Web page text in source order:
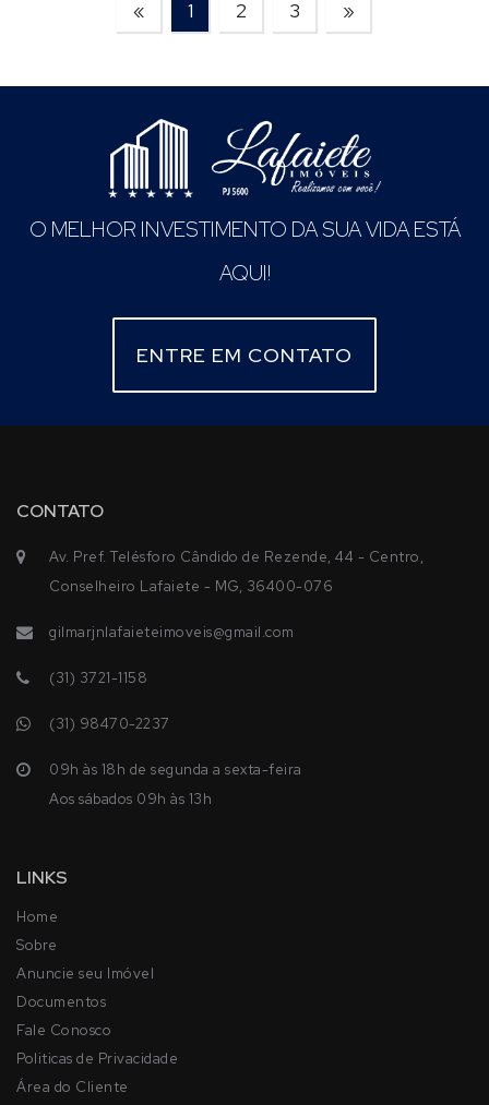
« 1 2 3 »
O MELHOR INVESTIMENTO DA SUA VIDA ESTÁ
AQUI!
ENTRE EM CONTATO
CONTATO
Av. Pref. Telésforo Cândido de Rezende, 44 - Centro,
Conselheiro Lafaiete - MG, 36400-076
gilmarjnlafaieteimoveis@gmail.com
(31) 3721-1158
(31) 98470-2237
09h às 18h de segunda a sexta-feira
Aos sábados 09h às 13h
LINKS
Home
Sobre
Anuncie seu Imóvel
Documentos
Fale Conosco
Politicas de Privacidade
Área do Cliente